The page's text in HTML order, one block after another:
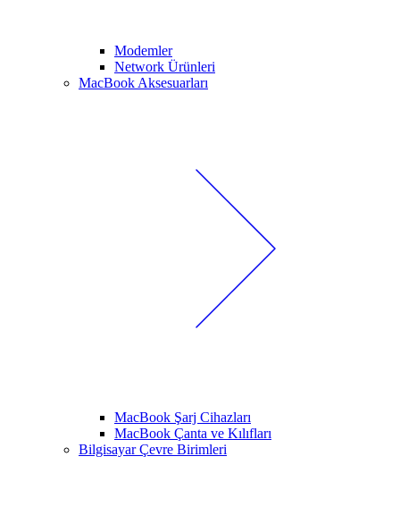
Modemler
Network Ürünleri
MacBook Aksesuarları
MacBook Şarj Cihazları
MacBook Çanta ve Kılıfları
Bilgisayar Çevre Birimleri